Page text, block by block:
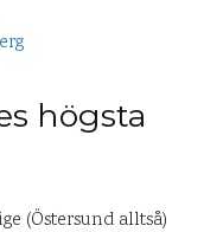
högsta
(Östersund alltså)